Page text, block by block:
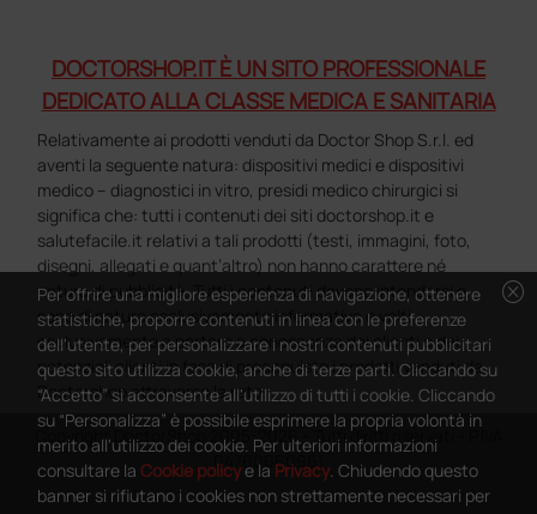
DOCTORSHOP.IT È UN SITO PROFESSIONALE
DEDICATO ALLA CLASSE MEDICA E SANITARIA
Relativamente ai prodotti venduti da Doctor Shop S.r.l. ed
aventi la seguente natura: dispositivi medici e dispositivi
medico – diagnostici in vitro, presidi medico chirurgici si
significa che: tutti i contenuti dei siti doctorshop.it e
salutefacile.it relativi a tali prodotti (testi, immagini, foto,
disegni, allegati e quant’altro) non hanno carattere né
natura di pubblicità. Tutti i contenuti devono intendersi e
sono di natura esclusivamente informativa e volti
esclusivamente a portare a conoscenza dei clienti e dei
potenziali clienti in fase di preacquisto i prodotti venduti da
Doctorshop attraverso la rete.
Copyright DoctorShop 2005-2026 - Tutti diritti riservati - P.IVA
04760660961
cancel
Per offrire una migliore esperienza di navigazione, ottenere
statistiche, proporre contenuti in linea con le preferenze
dell'utente, per personalizzare i nostri contenuti pubblicitari
questo sito utilizza cookie, anche di terze parti. Cliccando su
“Accetto” si acconsente all'utilizzo di tutti i cookie. Cliccando
su “Personalizza” è possibile esprimere la propria volontà in
merito all'utilizzo dei cookie. Per ulteriori informazioni
consultare la Cookie policye la Privacy. Chiudendo questo
banner si rifiutano i cookies non strettamente necessari per